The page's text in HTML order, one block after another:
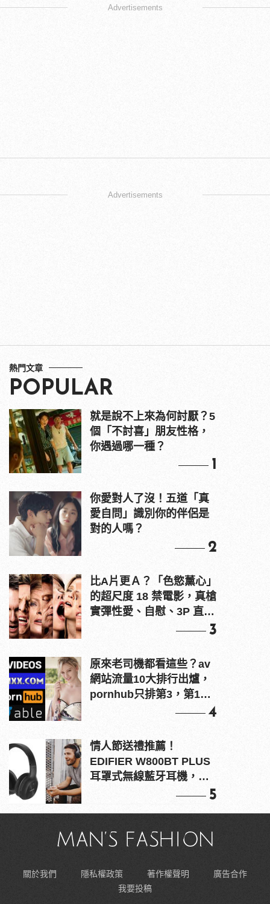
Advertisements
Advertisements
熱門文章
POPULAR
就是說不上來為何討厭？5
個「不討喜」朋友性格，
你遇過哪一種？
1
你愛對人了沒！五道「真
愛自問」識別你的伴侶是
對的人嗎？
2
比A片更Ａ？「色慾薰心」
的超尺度 18 禁電影，真槍
實彈性愛、自慰、3P 直接
3
原來老司機都看這些？av
網站流量10大排行出爐，
pornhub只排第3，第1名
4
情人節送禮推薦！
EDIFIER W800BT PLUS
耳罩式無線藍牙耳機，在
5
關於我們 隱私權政策 著作權聲明
廣告合作
我要投稿